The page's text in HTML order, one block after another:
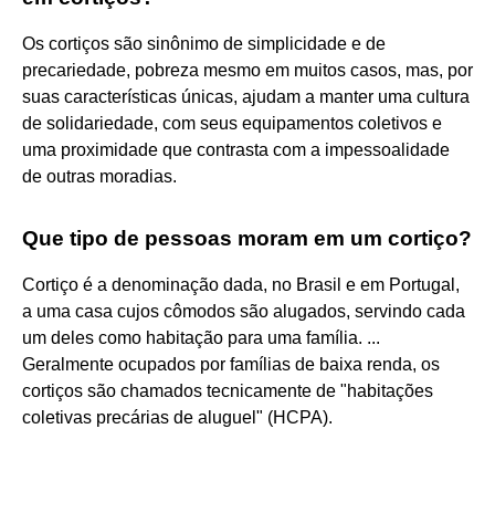
Os cortiços são sinônimo de simplicidade e de
precariedade, pobreza mesmo em muitos casos, mas, por
suas características únicas, ajudam a manter uma cultura
de solidariedade, com seus equipamentos coletivos e
uma proximidade que contrasta com a impessoalidade
de outras moradias.
Que tipo de pessoas moram em um cortiço?
Cortiço é a denominação dada, no Brasil e em Portugal,
a uma casa cujos cômodos são alugados, servindo cada
um deles como habitação para uma família. ...
Geralmente ocupados por famílias de baixa renda, os
cortiços são chamados tecnicamente de "habitações
coletivas precárias de aluguel" (HCPA).